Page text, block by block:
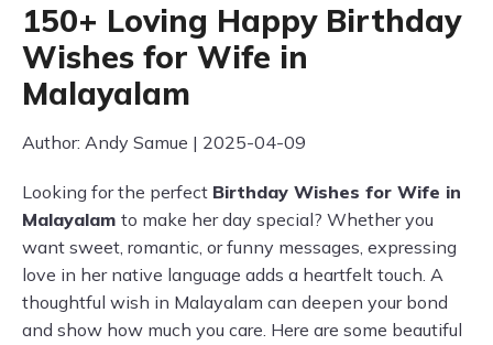
150+ Loving Happy Birthday
Wishes for Wife in
Malayalam
Author: Andy Samue | 2025-04-09
Looking for the perfect Birthday Wishes for Wife in
Malayalam to make her day special? Whether you
want sweet, romantic, or funny messages, expressing
love in her native language adds a heartfelt touch. A
thoughtful wish in Malayalam can deepen your bond
and show how much you care. Here are some beautiful